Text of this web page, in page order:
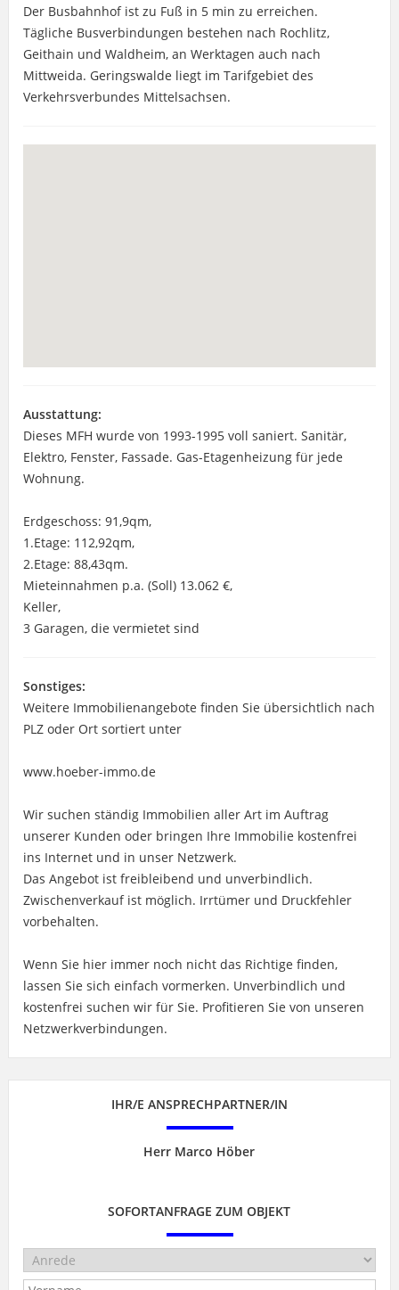
Der Busbahnhof ist zu Fuß in 5 min zu erreichen.
Tägliche Busverbindungen bestehen nach Rochlitz,
Geithain und Waldheim, an Werktagen auch nach
Mittweida. Geringswalde liegt im Tarifgebiet des
Verkehrsverbundes Mittelsachsen.
Ausstattung:
Dieses MFH wurde von 1993-1995 voll saniert. Sanitär,
Elektro, Fenster, Fassade. Gas-Etagenheizung für jede
Wohnung.
Erdgeschoss: 91,9qm,
1.Etage: 112,92qm,
2.Etage: 88,43qm.
Mieteinnahmen p.a. (Soll) 13.062 €,
Keller,
3 Garagen, die vermietet sind
Sonstiges:
Weitere Immobilienangebote finden Sie übersichtlich nach
PLZ oder Ort sortiert unter
www.hoeber-immo.de
Wir suchen ständig Immobilien aller Art im Auftrag
unserer Kunden oder bringen Ihre Immobilie kostenfrei
ins Internet und in unser Netzwerk.
Das Angebot ist freibleibend und unverbindlich.
Zwischenverkauf ist möglich. Irrtümer und Druckfehler
vorbehalten.
Wenn Sie hier immer noch nicht das Richtige finden,
lassen Sie sich einfach vormerken. Unverbindlich und
kostenfrei suchen wir für Sie. Profitieren Sie von unseren
Netzwerkverbindungen.
IHR/E ANSPRECHPARTNER/IN
Herr Marco Höber
SOFORTANFRAGE ZUM OBJEKT